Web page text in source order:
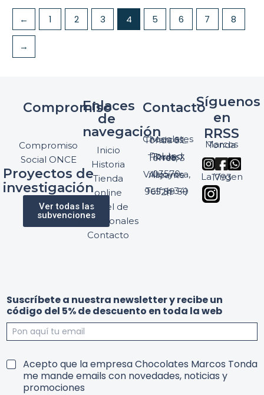
← 1 2 3 4 5 6 7 8
→
Compromiso
Compromiso
Social ONCE
Proyectos de
investigación
Ver todas las
subvenciones
Enlaces
de
navegación
Inicio
Historia
Tienda
online
Panel de
profesionales
Contacto
Contacto
Chocolates Marcos Tonda S.L.
Pol. Ind. Torres, Ptda. Torres, 3
03570 Villajoyosa, Alicante
Telf: (+34) 965 89 59 24
Síguenos
en
RRSS
Marcos Tonda
La Virgen 1793
e
w
s
t
t
Suscríbete a nuestra newsletter y recibe un
código del 5% de descuento en toda la web
c
T
Acepto que la empresa Chocolates Marcos Tonda
me mande emails con novedades, noticias y
promociones